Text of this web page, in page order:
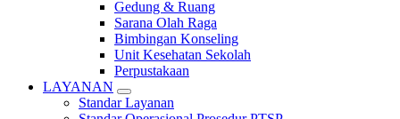
Gedung & Ruang
Sarana Olah Raga
Bimbingan Konseling
Unit Kesehatan Sekolah
Perpustakaan
LAYANAN
Standar Layanan